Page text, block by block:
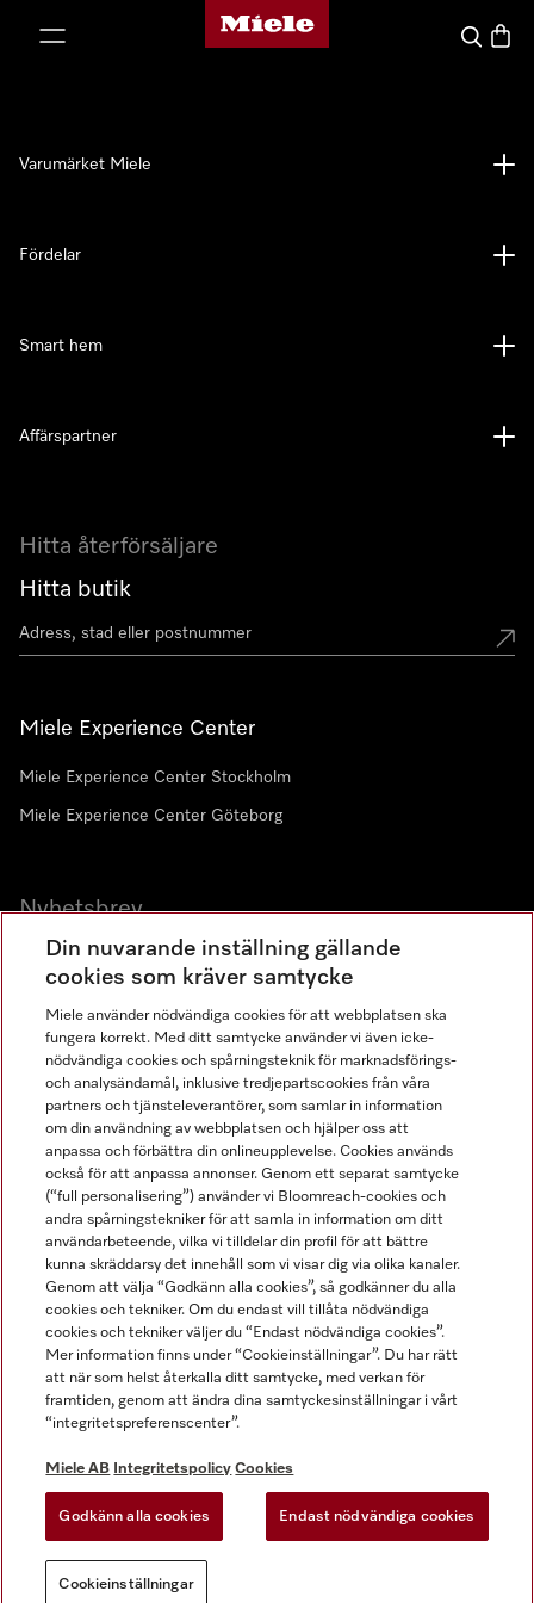
Mieles hemsida
Sök
Hitta återförsäljare
Hitta butik
Miele Experience Center
Miele Experience Center Stockholm
Miele Experience Center Göteborg
Nyhetsbrev
Gå med i vår gemenskap
Varumärket Miele
Fördelar
Smart hem
Affärspartner
Miele AB
Allmänna villkor
Användarvillkor
Miele tillgänglighetsförklaring
Lagen om digitala tjänster
Miele på LinkedIn
Miele på Facebook
Miele på Instagram
Miele på Youtube
Din nuvarande inställning gällande
cookies som kräver samtycke
Miele använder nödvändiga cookies för att webbplatsen ska
fungera korrekt. Med ditt samtycke använder vi även icke-
nödvändiga cookies och spårningsteknik för marknadsförings-
och analysändamål, inklusive tredjepartscookies från våra
partners och tjänsteleverantörer, som samlar in information
om din användning av webbplatsen och hjälper oss att
anpassa och förbättra din onlineupplevelse. Cookies används
också för att anpassa annonser. Genom ett separat samtycke
(“full personalisering”) använder vi Bloomreach-cookies och
andra spårningstekniker för att samla in information om ditt
användarbeteende, vilka vi tilldelar din profil för att bättre
kunna skräddarsy det innehåll som vi visar dig via olika kanaler.
Genom att välja “Godkänn alla cookies”, så godkänner du alla
cookies och tekniker. Om du endast vill tillåta nödvändiga
cookies och tekniker väljer du “Endast nödvändiga cookies”.
Mer information finns under “Cookieinställningar”. Du har rätt
att när som helst återkalla ditt samtycke, med verkan för
framtiden, genom att ändra dina samtyckesinställningar i vårt
“integritetspreferenscenter”.
Miele AB Integritetspolicy Cookies
Godkänn alla cookies Endast nödvändiga cookies
Cookieinställningar